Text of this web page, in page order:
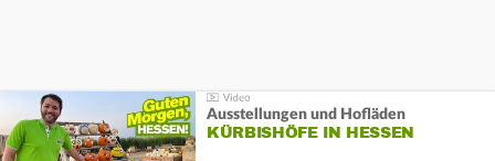
Ausstellungen und Hofläden
KÜRBISHÖFE IN HESSEN